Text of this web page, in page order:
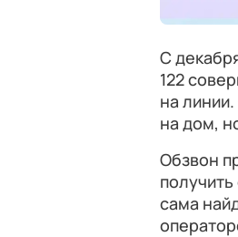
С
122
на
на дом,
Обзвон
сама